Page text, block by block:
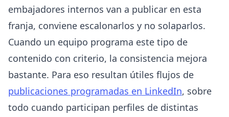
embajadores internos van a publicar en esta
franja, conviene escalonarlos y no solaparlos.
Cuando un equipo programa este tipo de
contenido con criterio, la consistencia mejora
bastante. Para eso resultan útiles flujos de
publicaciones programadas en LinkedIn, sobre
todo cuando participan perfiles de distintas